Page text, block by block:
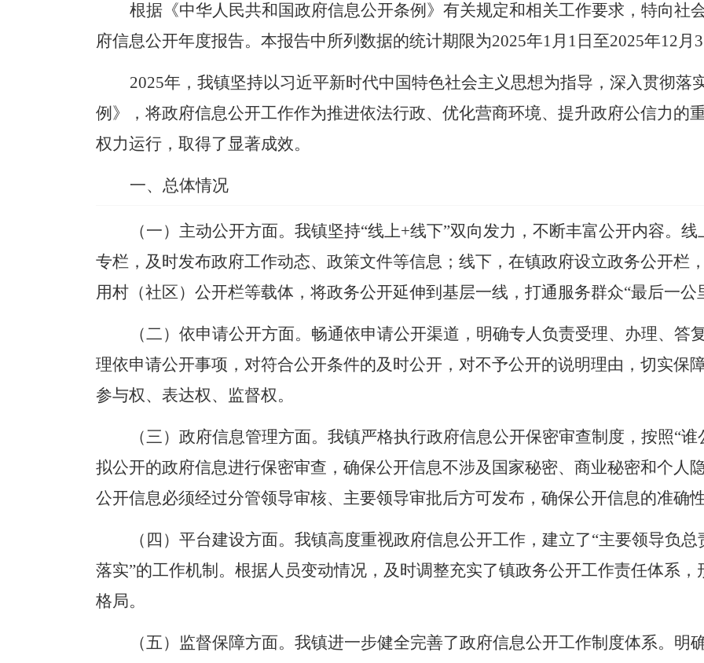
根据《中华人民共和国政府信息公开条例》有关规定和相关工作要求，特向社
府信息公开年度报告。本报告中所列数据的统计期限为2025年1月 1 日至2025年12月
2025年，我镇坚持以习近平新时代中国特色社会主义思想为指导，深入贯彻落
例》，将政府信息公开工作作为推进依法行政、优化营商环境、提升政府公信力的
权力运行，取得了显著成效。
一、总体情况
（一）主动公开方面。 我镇坚持“线上+线下”双向发力 ，不断丰富公开内容。线
专栏，及时发布政府工作动态、政策文件等信息；线下，在镇政府设立政务公开栏
用村（社区）公开栏等载体，将政务公开延伸到基层一线，打通服务群众“最后一公
（二）依申请公开方面。 畅通依申请公开渠道，明确专人负责受理、办理、答
理依申请公开事项，对符合公开条件的及时公开，对不予公开的说明理由，切实保
参与权、表达权、监督权。
（三）政府信息管理方面。 我镇严格执行政府信息公开保密审查制度，按照“谁
拟公开的政府信息进行保密审查，确保公开信息不涉及国家秘密、商业秘密和个人
公开信息必须经过分管领导审核、主要领导审批后方可发布，确保公开信息的准确
（四）平台建设方面。 我镇高度重视政府信息公开工作，建立了“主要领导负总
落实”的工作机制。根据人员变动情况，及时调整充实了镇政务公开工作责任体系
格局。
（五）监督保障方面。 我镇进一步健全完善了政府信息公开工作制度体系。明